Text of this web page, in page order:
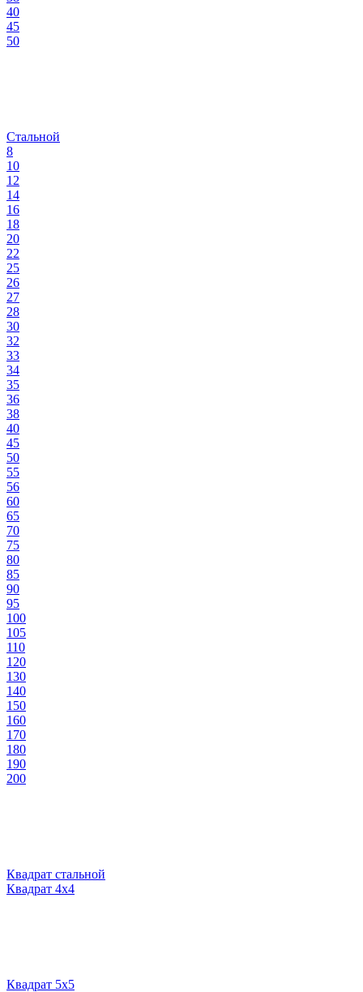
40
45
50
Стальной
8
10
12
14
16
18
20
22
25
26
27
28
30
32
33
34
35
36
38
40
45
50
55
56
60
65
70
75
80
85
90
95
100
105
110
120
130
140
150
160
170
180
190
200
Квадрат стальной
Квадрат 4х4
Квадрат 5х5